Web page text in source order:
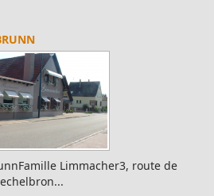
Limmacher3, route de